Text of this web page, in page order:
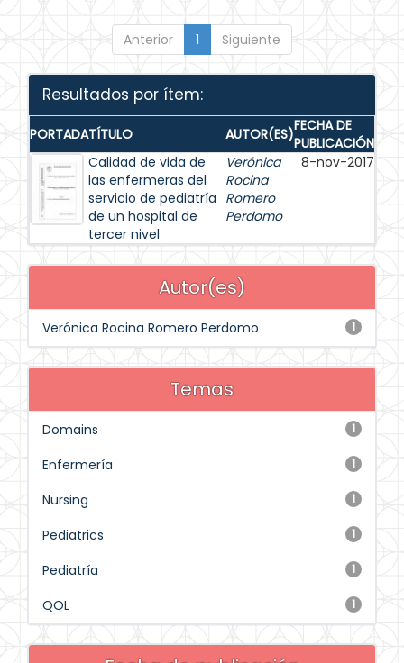
Anterior 1 Siguiente
Resultados por ítem:
PORTADATÍTULO AUTOR(ES)FECHA DE
PUBLICACIÓN
Calidad de vida de
las enfermeras del
servicio de pediatría
de un hospital de
tercer nivel
Verónica
Rocina
Romero
Perdomo
8-nov-2017
Autor(es)
1
Verónica Rocina Romero Perdomo
Temas
1
Domains
1
Enfermería
1
Nursing
1
Pediatrics
1
Pediatría
1
QOL